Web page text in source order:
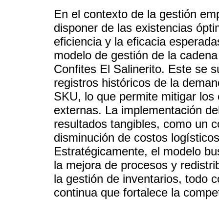
En el contexto de la gestión
disponer de las existencias
eficiencia y la eficacia
modelo de gestión de la
Confites El Salinerito. Este se
registros históricos de la
SKU, lo que permite mitigar
externas. La implementación
resultados tangibles, como un
disminución de costos
Estratégicamente, el modelo
la mejora de procesos y
la gestión de inventarios, todo
continua que fortalece la